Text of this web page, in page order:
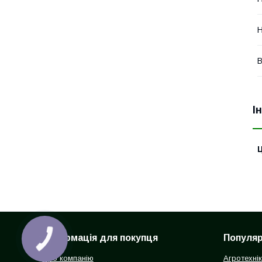
Інформація для покупця
Про компанію